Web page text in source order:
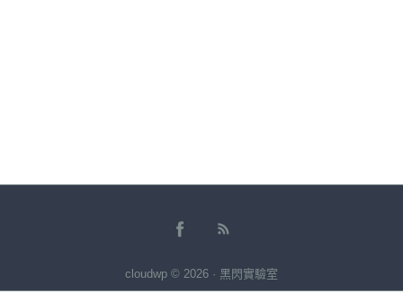
cloudwp © 2026 · 黑閃實驗室